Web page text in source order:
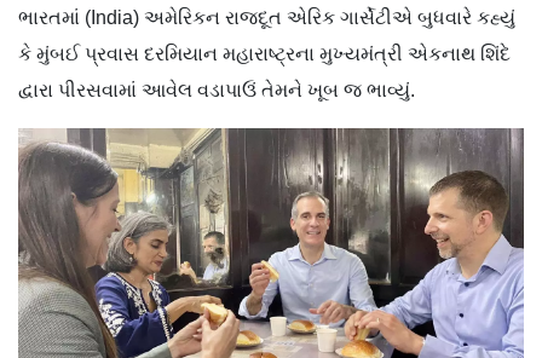
ભારતમાં (India) અમેરિકન રાજદૂત એરિક ગાર્સેટીએ બુધવારે કહ્યું
કે મુંબઈ પ્રવાસ દરમિયાન મહારાષ્ટ્રના મુખ્યમંત્રી એકનાથ શિંદે
દ્વારા પીરસવામાં આવેલ વડાપાઉં તેમને ખૂબ જ ભાવ્યું.